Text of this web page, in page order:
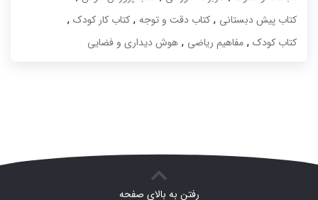
کتاب پیش دبستانی , کتاب دقت و توجه , کتاب کار کودک ,
کتاب کودک , مفاهیم ریاضی , هوش دیداری و فضایی
رفتن به بالای صفحه